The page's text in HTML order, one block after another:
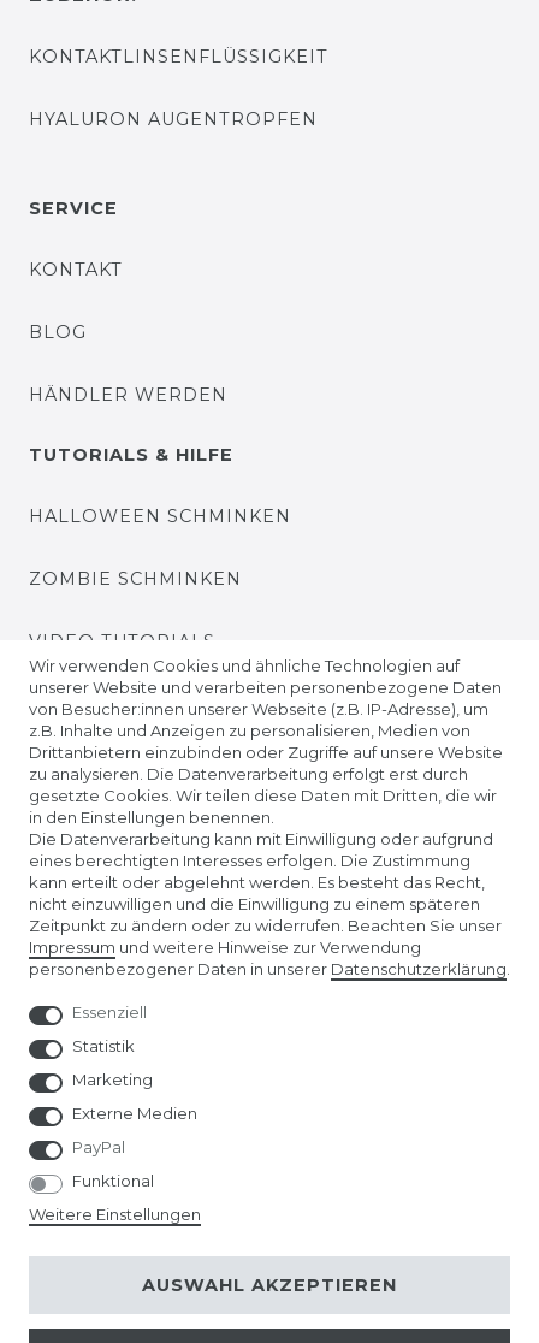
KONTAKTLINSENFLÜSSIGKEIT
HYALURON AUGENTROPFEN
SERVICE
KONTAKT
BLOG
HÄNDLER WERDEN
TUTORIALS & HILFE
HALLOWEEN SCHMINKEN
ZOMBIE SCHMINKEN
VIDEO TUTORIALS
KONTAKTLINSEN EINSETZEN
UNTERNEHMEN
ÜBER UNS
AMAZON STORE
SPIELWARENMESSE NÜRNBERG
© Copyright 2026 | Alle Rechte vorbehalten.
Wir verwenden Cookies und ähnliche Technologien auf
unserer Website und verarbeiten personenbezogene Daten
von Besucher:innen unserer Webseite (z.B. IP-Adresse), um
z.B. Inhalte und Anzeigen zu personalisieren, Medien von
Drittanbietern einzubinden oder Zugriffe auf unsere Website
zu analysieren. Die Datenverarbeitung erfolgt erst durch
gesetzte Cookies. Wir teilen diese Daten mit Dritten, die wir
in den Einstellungen benennen.
Die Datenverarbeitung kann mit Einwilligung oder aufgrund
eines berechtigten Interesses erfolgen. Die Zustimmung
kann erteilt oder abgelehnt werden. Es besteht das Recht,
nicht einzuwilligen und die Einwilligung zu einem späteren
Zeitpunkt zu ändern oder zu widerrufen. Beachten Sie unser
Impressum und weitere Hinweise zur Verwendung
personenbezogener Daten in unserer Daten­schutz­erklärung
Essenziell
Statistik
Marketing
Externe Medien
PayPal
Funktional
Weitere Einstellungen
AUSWAHL AKZEPTIEREN